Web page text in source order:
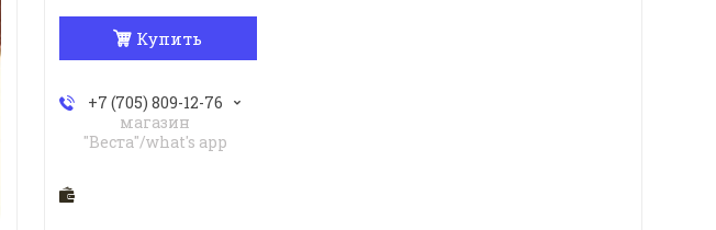
Купить
+7 (705) 809-12-76
магазин
"Веста"/what's app